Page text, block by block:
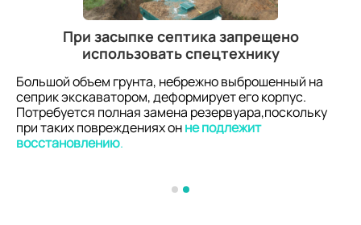
При засыпке септика запрещено
использовать спецтехнику
Большой объем грунта, небрежно выброшенный на
сеприк экскаватором, деформирует его корпус.
Потребуется полная замена резервуара,поскольку
при таких повреждениях онне подлежит
восстановлению.